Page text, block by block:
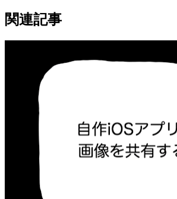
関連記事